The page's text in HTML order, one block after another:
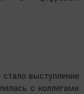
выступление
с коллегами